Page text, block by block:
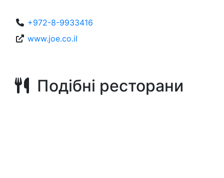
+972-8-9933416
www.joe.co.il
Подібні ресторани